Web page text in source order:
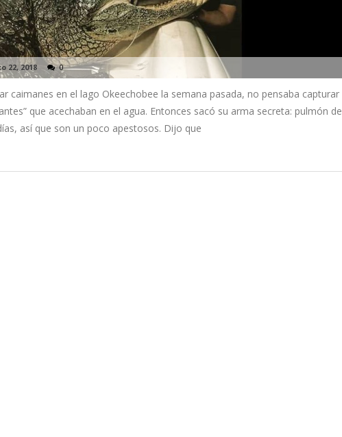
22, 2018 0
caimanes en el lago Okeechobee la semana pasada, no pensaba capturar
que acechaban en el agua. Entonces sacó su arma secreta: pulmón de
así que son un poco apestosos. Dijo que